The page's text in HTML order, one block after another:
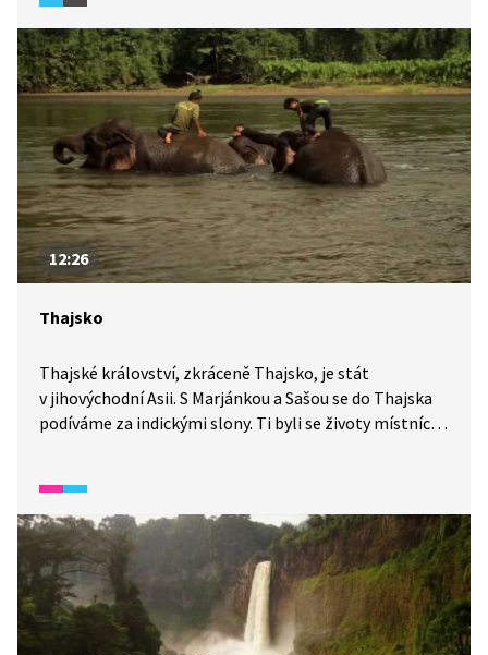
dobrodružnou výpravu do džungle.
12:26
Thajsko
Thajské království, zkráceně Thajsko, je stát
v jihovýchodní Asii. S Marjánkou a Sašou se do Thajska
podíváme za indickými slony. Ti byli se životy místních
Dnes se situace výrazně zlepšila. V Thajsku nalezneme
mnoho sloních rezervací a můžeme začít tuto zemi
dokonce označovat za sloní ráj. Thajsko ale není jen
o slonech.